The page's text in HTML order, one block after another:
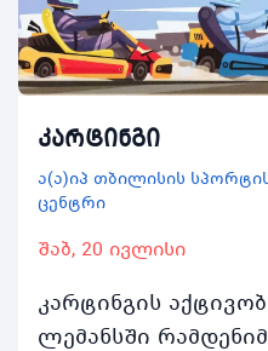
კარტინგი
ა(ა)იპ თბილისის
ცენტრი
შაბ, 20 ივლისი
კარტინგის
ლემანსში